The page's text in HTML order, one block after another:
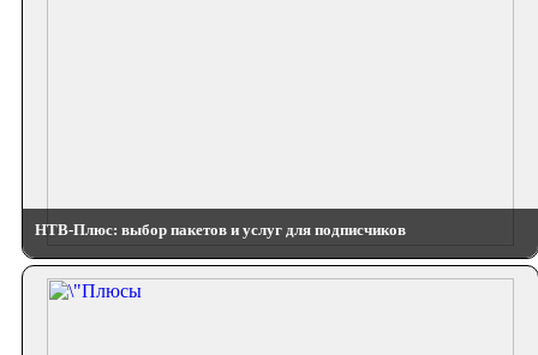
НТВ-Плюс: выбор пакетов и услуг для подписчиков